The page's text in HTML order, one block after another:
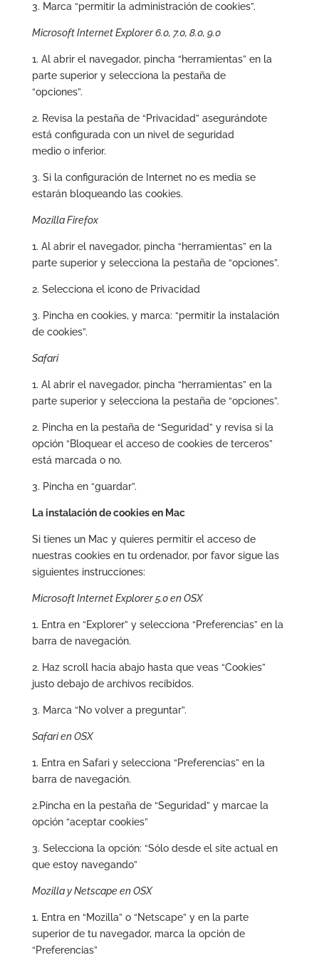
3. Marca “permitir la administración de cookies”.
Microsoft Internet Explorer 6.0, 7.0, 8.0, 9.0
1. Al abrir el navegador, pincha “herramientas” en la
parte superior y selecciona la pestaña de
“opciones”.
2. Revisa la pestaña de “Privacidad” asegurándote
está configurada con un nivel de seguridad
medio o inferior.
3. Si la configuración de Internet no es media se
estarán bloqueando las cookies.
Mozilla Firefox
1. Al abrir el navegador, pincha “herramientas” en la
parte superior y selecciona la pestaña de “opciones”.
2. Selecciona el icono de Privacidad
3. Pincha en cookies, y marca: “permitir la instalación
de cookies”.
Safari
1. Al abrir el navegador, pincha “herramientas” en la
parte superior y selecciona la pestaña de “opciones”.
2. Pincha en la pestaña de “Seguridad” y revisa si la
opción “Bloquear el acceso de cookies de terceros”
está marcada o no.
3. Pincha en “guardar”.
La instalación de cookies en Mac
Si tienes un Mac y quieres permitir el acceso de
nuestras cookies en tu ordenador, por favor sigue las
siguientes instrucciones:
Microsoft Internet Explorer 5.0 en OSX
1. Entra en “Explorer” y selecciona “Preferencias” en la
barra de navegación.
2. Haz scroll hacia abajo hasta que veas “Cookies”
justo debajo de archivos recibidos.
3. Marca “No volver a preguntar”.
Safari en OSX
1. Entra en Safari y selecciona “Preferencias” en la
barra de navegación.
2.Pincha en la pestaña de “Seguridad” y marcae la
opción “aceptar cookies”
3. Selecciona la opción: “Sólo desde el site actual en
que estoy navegando”
Mozilla y Netscape en OSX
1. Entra en “Mozilla” o “Netscape” y en la parte
superior de tu navegador, marca la opción de
“Preferencias”